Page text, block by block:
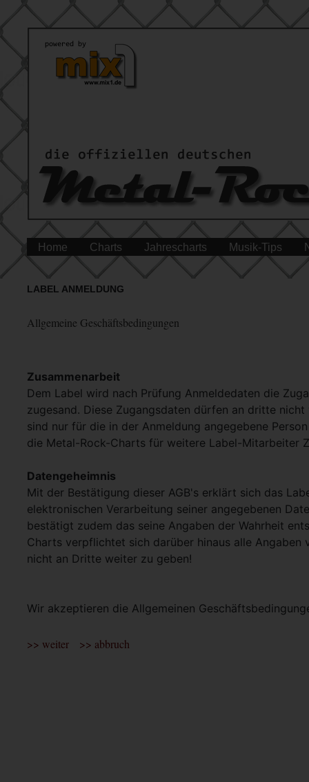
Home Charts Jahrescharts Musik-Tips
LABEL ANMELDUNG
Allgemeine Geschäftsbedingungen
Zusammenarbeit
Dem Label wird nach Prüfung Anmeldedaten die
zugesand. Diese Zugangsdaten dürfen an dritte
sind nur für die in der Anmeldung angegebene
die Metal-Rock-Charts für weitere Label-Mitarbeiter
Datengeheimnis
Mit der Bestätigung dieser AGB's erklärt sich das
elektronischen Verarbeitung seiner angegebenen
bestätigt zudem das seine Angaben der Wahrheit
Charts verpflichtet sich darüber hinaus alle Angaben
nicht an Dritte weiter zu geben!
Wir akzeptieren die Allgemeinen